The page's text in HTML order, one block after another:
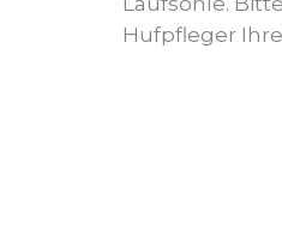
Hufpfleger